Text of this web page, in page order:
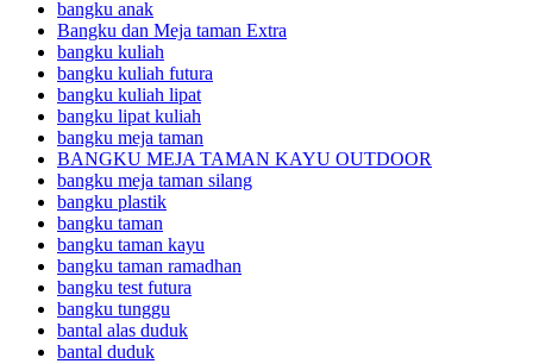
bangku anak
Bangku dan Meja taman Extra
bangku kuliah
bangku kuliah futura
bangku kuliah lipat
bangku lipat kuliah
bangku meja taman
BANGKU MEJA TAMAN KAYU OUTDOOR
bangku meja taman silang
bangku plastik
bangku taman
bangku taman kayu
bangku taman ramadhan
bangku test futura
bangku tunggu
bantal alas duduk
bantal duduk